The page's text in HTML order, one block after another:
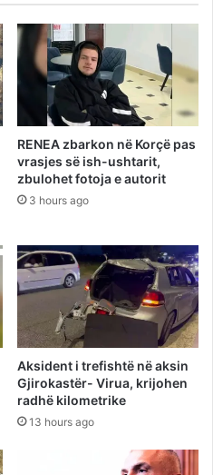
RENEA zbarkon në Korçë pas
vrasjes së ish-ushtarit,
zbulohet fotoja e autorit
3 hours ago
Aksident i trefishtë në aksin
Gjirokastër- Virua, krijohen
radhë kilometrike
13 hours ago